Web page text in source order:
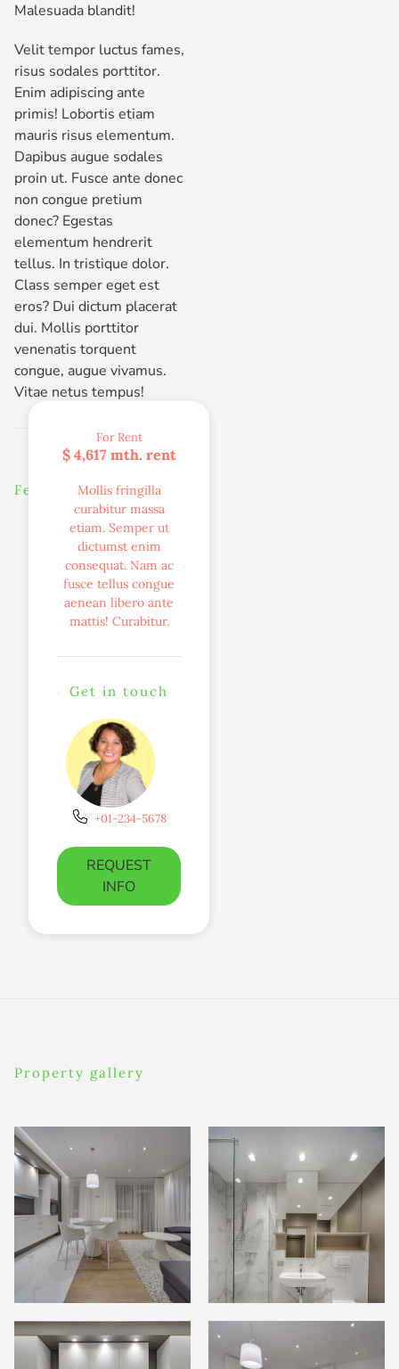
Malesuada blandit!
Velit tempor luctus fames,
risus sodales porttitor.
Enim adipiscing ante
primis! Lobortis etiam
mauris risus elementum.
Dapibus augue sodales
proin ut. Fusce ante donec
non congue pretium
donec? Egestas
elementum hendrerit
tellus. In tristique dolor.
Class semper eget est
eros? Dui dictum placerat
dui. Mollis porttitor
venenatis torquent
congue, augue vivamus.
Vitae netus tempus!
Features
For Rent
$ 4,617 mth. rent
Mollis fringilla
curabitur massa
etiam. Semper ut
dictumst enim
consequat. Nam ac
fusce tellus congue
aenean libero ante
mattis! Curabitur.
Get in touch
+01-234-5678
REQUEST
INFO
Property gallery